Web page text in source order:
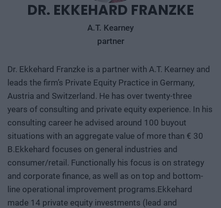
DR. EKKEHARD FRANZKE
A.T. Kearney
partner
Dr. Ekkehard Franzke is a partner with A.T. Kearney and
leads the firm’s Private Equity Practice in Germany,
Austria and Switzerland. He has over twenty-three
years of consulting and private equity experience. In his
consulting career he advised around 100 buyout
situations with an aggregate value of more than € 30
B.Ekkehard focuses on general industries and
consumer/retail. Functionally his focus is on strategy
and corporate finance, as well as on top and bottom-
line operational improvement programs.Ekkehard
made 14 private equity investments (lead and